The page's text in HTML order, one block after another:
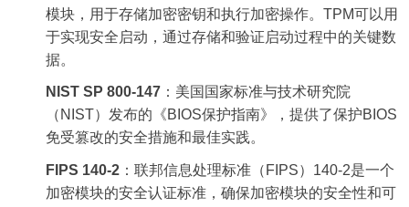
模块，用于存储加密密钥和执行加密操作。 TPM可以用
于实现安全启动，通过存储和验证启动过程中的关键数
据。
NIST SP 800-147 ：美国国家标准与技术研究院
（ NIST）发布的《BIOS保护指南》，提供了保护BIOS
免受篡改的安全措施和最佳实践。
FIPS 140-2 ：联邦信息处理标准（ FIPS） 140-2是一个
加密模块的安全认证标准，确保加密模块的安全性和可